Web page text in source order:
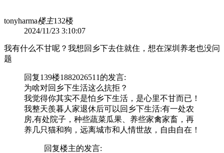
tonyharma楼主132楼
2024/11/23 3:10:07
我有什么不甘呢？我想回乡下去住就住，想在深圳养老也没问
题
回复139楼1882026511 的发言:
为啥对回乡下生活这么抗拒？
我觉得你其实不是怕乡下生活，是心里不甘而已！
我整天羨暮人家退休后可以回乡下生活:有一处农
房,有处院子，种些蔬菜瓜果、养些家禽家畜，再
养几只猫和狗，远离城市和人情世故，自由自在！
回复楼主的发言: